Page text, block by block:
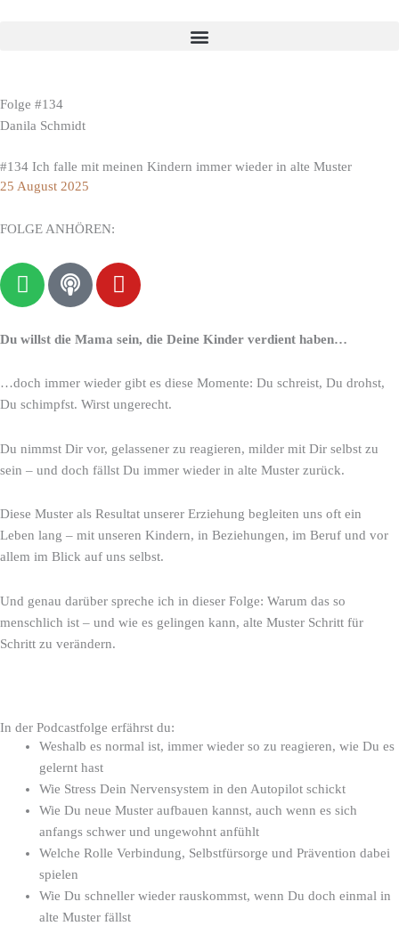
Folge #134
Danila Schmidt
#134 Ich falle mit meinen Kindern immer wieder in alte Muster
25 August 2025
FOLGE ANHÖREN:
S
p
t
f
y
P
o
c
s
t
Y
o
t
b
e
Du willst die Mama sein, die Deine Kinder verdient haben…
…doch immer wieder gibt es diese Momente: Du schreist, Du drohst,
Du schimpfst. Wirst ungerecht.
Du nimmst Dir vor, gelassener zu reagieren, milder mit Dir selbst zu
sein – und doch fällst Du immer wieder in alte Muster zurück.
Diese Muster als Resultat unserer Erziehung begleiten uns oft ein
Leben lang – mit unseren Kindern, in Beziehungen, im Beruf und vor
allem im Blick auf uns selbst.
Und genau darüber spreche ich in dieser Folge: Warum das so
menschlich ist – und wie es gelingen kann, alte Muster Schritt für
Schritt zu verändern.
In der Podcastfolge erfährst du:
Weshalb es normal ist, immer wieder so zu reagieren, wie Du es
gelernt hast
Wie Stress Dein Nervensystem in den Autopilot schickt
Wie Du neue Muster aufbauen kannst, auch wenn es sich
anfangs schwer und ungewohnt anfühlt
Welche Rolle Verbindung, Selbstfürsorge und Prävention dabei
spielen
Wie Du schneller wieder rauskommst, wenn Du doch einmal in
alte Muster fällst